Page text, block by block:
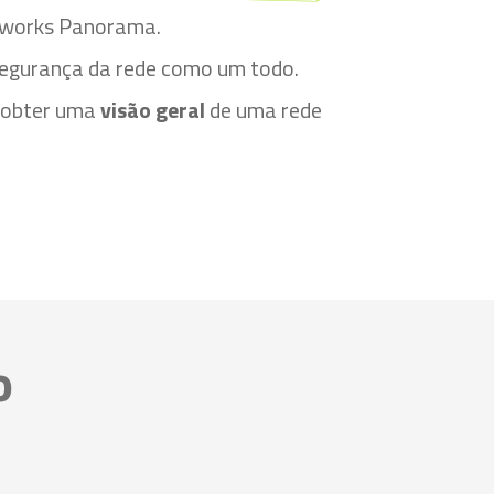
Panorama.
da rede como um todo.
umavisão geralde uma rede